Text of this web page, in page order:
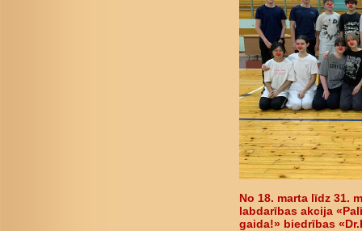
No 18. marta līdz 31.
labdarības akcija
gaida!» biedrības